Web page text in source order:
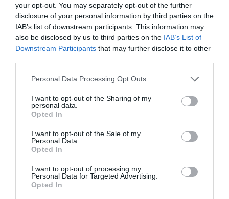
your opt-out. You may separately opt-out of the further
disclosure of your personal information by third parties on the
IAB’s list of downstream participants. This information may
also be disclosed by us to third parties on the IAB’s List of
Downstream Participants that may further disclose it to other
Personal Data Processing Opt Outs
I want to opt-out of the Sharing of my
personal data.
Opted In
I want to opt-out of the Sale of my
Personal Data.
Opted In
I want to opt-out of processing my
Personal Data for Targeted Advertising.
Opted In